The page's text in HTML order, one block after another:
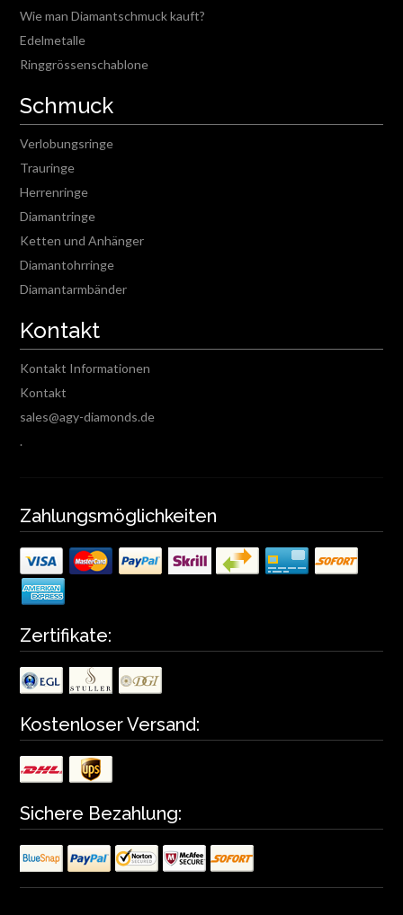
Wie man Diamantschmuck kauft?
Edelmetalle
Ringgrössenschablone
Schmuck
Verlobungsringe
Trauringe
Herrenringe
Diamantringe
Ketten und Anhänger
Diamantohrringe
Diamantarmbänder
Kontakt
Kontakt Informationen
Kontakt
sales@agy-diamonds.de
.
Zahlungsmöglichkeiten
Zertifikate:
Kostenloser Versand:
Sichere Bezahlung: